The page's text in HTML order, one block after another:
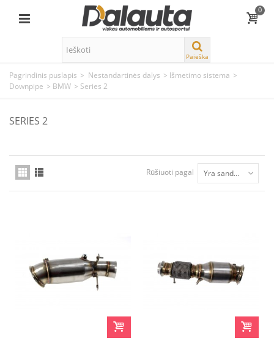
0
Paieška
Pagrindinis puslapis > Nestandartinės dalys > Išmetimo sistema >
Downpipe > BMW > Series 2
SERIES 2
Rūšiuoti pagal Yra sandėlyje